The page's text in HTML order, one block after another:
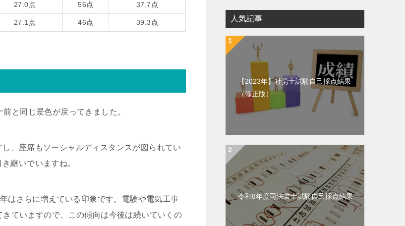
27.0点 56点 37.7点
27.1点 46点 39.3点
と同じ景色が戻ってきました。
、座席もソーシャルディスタンスが図られてい
継いでいますね。
はさらに増えている印象です。電験や電気工事
ていますので、この傾向は今後は続いていくの
人気記事
【2023年】社労士試験自己採点結果
（修正版）
令和8年度司法書士試験自己採点結果